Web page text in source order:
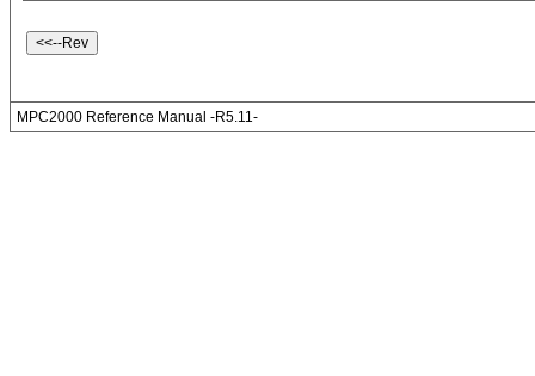
MPC2000 Reference Manual -R5.11-